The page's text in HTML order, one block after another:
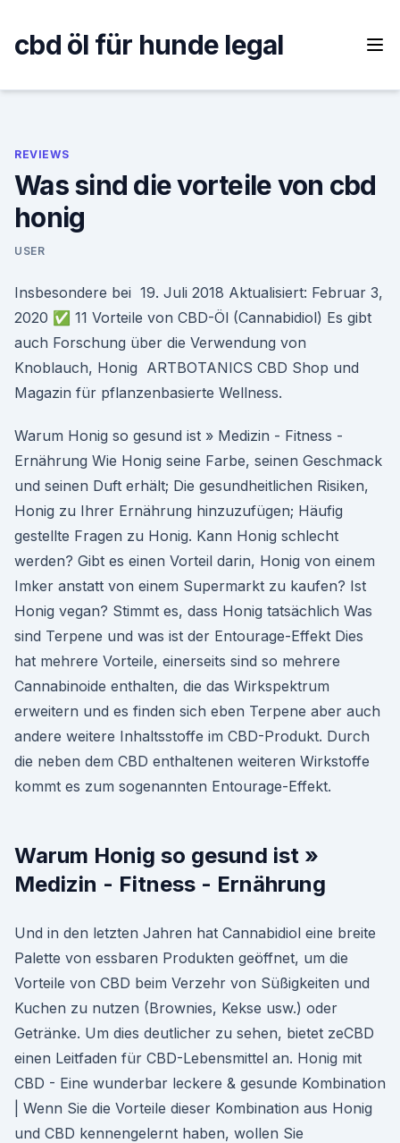
content
cbd öl für hunde legal
REVIEWS
Was sind die vorteile von cbd
honig
USER
Insbesondere bei 19. Juli 2018 Aktualisiert: Februar 3,
2020 ✅ 11 Vorteile von CBD-Öl (Cannabidiol) Es gibt
auch Forschung über die Verwendung von
Knoblauch, Honig ARTBOTANICS CBD Shop und
Magazin für pflanzenbasierte Wellness.
Warum Honig so gesund ist » Medizin - Fitness -
Ernährung Wie Honig seine Farbe, seinen Geschmack
und seinen Duft erhält; Die gesundheitlichen Risiken,
Honig zu Ihrer Ernährung hinzuzufügen; Häufig
gestellte Fragen zu Honig. Kann Honig schlecht
werden? Gibt es einen Vorteil darin, Honig von einem
Imker anstatt von einem Supermarkt zu kaufen? Ist
Honig vegan? Stimmt es, dass Honig tatsächlich Was
sind Terpene und was ist der Entourage-Effekt Dies
hat mehrere Vorteile, einerseits sind so mehrere
Cannabinoide enthalten, die das Wirkspektrum
erweitern und es finden sich eben Terpene aber auch
andere weitere Inhaltsstoffe im CBD-Produkt. Durch
die neben dem CBD enthaltenen weiteren Wirkstoffe
kommt es zum sogenannten Entourage-Effekt.
Warum Honig so gesund ist »
Medizin - Fitness - Ernährung
Und in den letzten Jahren hat Cannabidiol eine breite
Palette von essbaren Produkten geöffnet, um die
Vorteile von CBD beim Verzehr von Süßigkeiten und
Kuchen zu nutzen (Brownies, Kekse usw.) oder
Getränke. Um dies deutlicher zu sehen, bietet zeCBD
einen Leitfaden für CBD-Lebensmittel an. Honig mit
CBD - Eine wunderbar leckere & gesunde Kombination
| Wenn Sie die Vorteile dieser Kombination aus Honig
und CBD kennengelernt haben, wollen Sie